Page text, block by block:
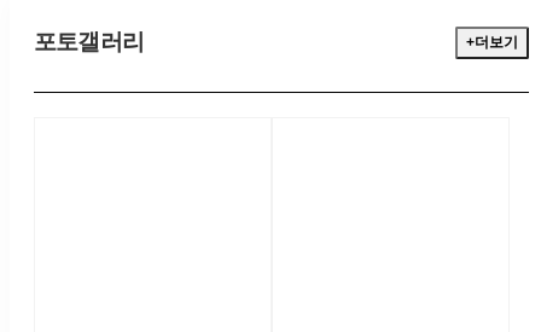
포토갤러리 +더보기